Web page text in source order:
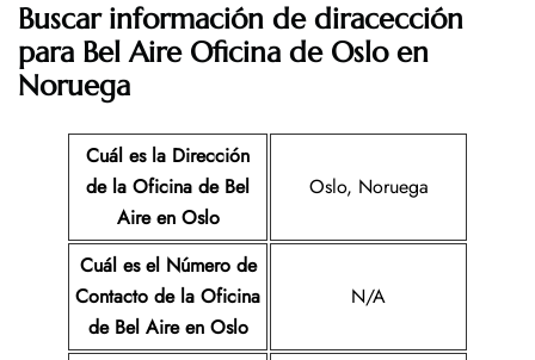
Buscar información de diracección
para Bel Aire Oficina de Oslo en
Noruega
Cuál es la Dirección
de la Oficina de Bel
Aire en Oslo
Oslo, Noruega
Cuál es el Número de
Contacto de la Oficina
de Bel Aire en Oslo
N/A